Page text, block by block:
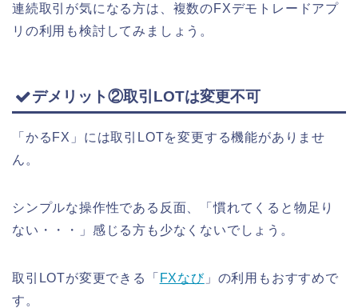
連続取引が気になる方は、複数のFXデモトレードアプ
リの利用も検討してみましょう。
デメリット②取引LOTは変更不可
「かるFX」には取引LOTを変更する機能がありませ
ん。
シンプルな操作性である反面、「慣れてくると物足り
ない・・・」感じる方も少なくないでしょう。
取引LOTが変更できる「 FXなび」の利用もおすすめで
す。